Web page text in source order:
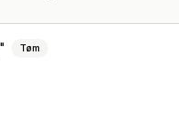
Tøm